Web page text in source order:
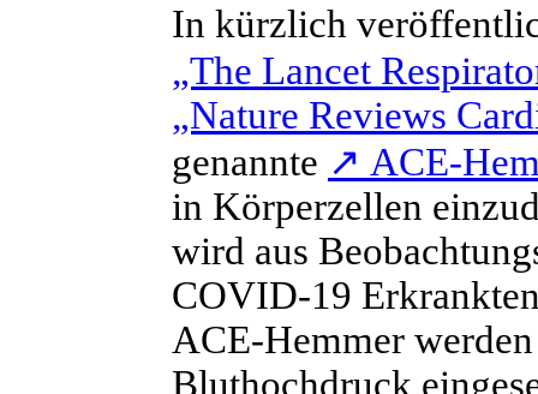
In kürzlich
„The Lancet
„Nature Reviews
genannte ↗ ACE-
in Körperzellen
wird aus
COVID-19
ACE-Hemmer
Bluthochdruck